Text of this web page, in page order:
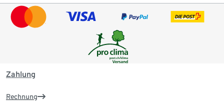
Zahlung
Rechnung